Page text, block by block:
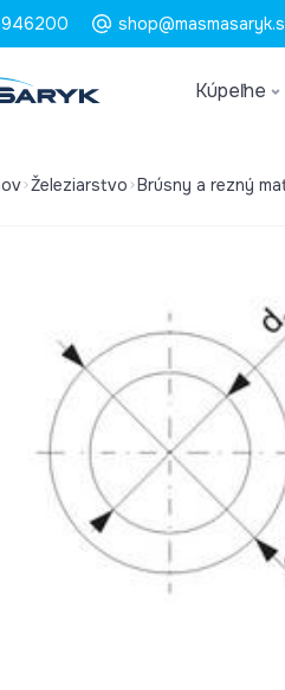
Kúpeľne
Železiarstvo Brúsny a rezný